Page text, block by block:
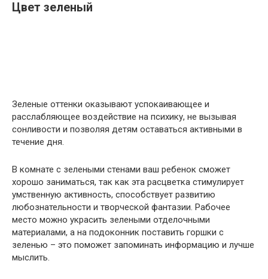
Цвет зеленый
Зеленые оттенки оказывают успокаивающее и
расслабляющее воздействие на психику, не вызывая
сонливости и позволяя детям оставаться активными в
течение дня.
В комнате с зелеными стенами ваш ребенок сможет
хорошо заниматься, так как эта расцветка стимулирует
умственную активность, способствует развитию
любознательности и творческой фантазии. Рабочее
место можно украсить зелеными отделочными
материалами, а на подоконник поставить горшки с
зеленью – это поможет запоминать информацию и лучше
мыслить.